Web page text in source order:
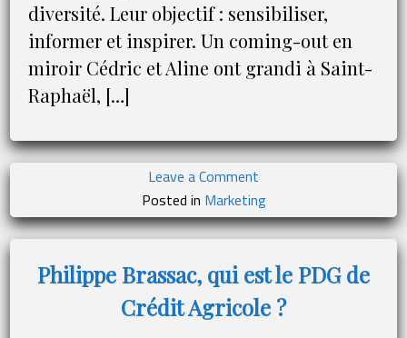
diversité. Leur objectif : sensibiliser,
informer et inspirer. Un coming-out en
miroir Cédric et Aline ont grandi à Saint-
Raphaël, […]
Leave a Comment
Cédric
et
Aline
Feito
:
comment
Posted in Marketing
Philippe Brassac, qui est le PDG de
Crédit Agricole ?